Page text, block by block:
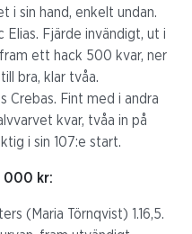
i sin hand, enkelt undan.
Elias. Fjärde invändigt, ut i
ett hack 500 kvar, ner
bra, klar tvåa.
Crebas. Fint med i andra
kvar, tvåa in på
i sin 107:e start.
000 kr:
(Maria Törnqvist) 1.16,5.